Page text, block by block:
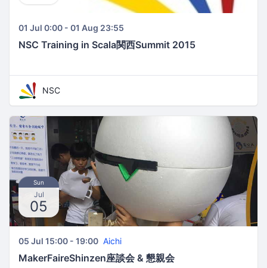
01 Jul 0:00 - 01 Aug 23:55
NSC Training in Scala関西Summit 2015
NSC
Sun
Jul
05
05 Jul 15:00 - 19:00 Aichi
MakerFaireShinzen座談会 & 懇親会